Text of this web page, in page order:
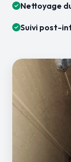
Nettoyage
Suivi post-